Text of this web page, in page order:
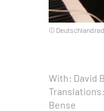
©
With: David
Bense